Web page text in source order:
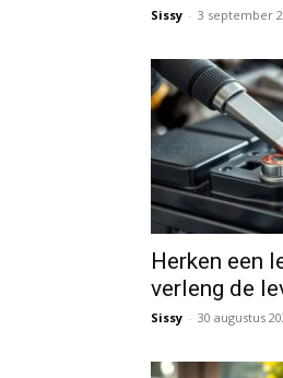
Sissy - 3 september
Herken een
verleng de
Sissy - 30 augustus